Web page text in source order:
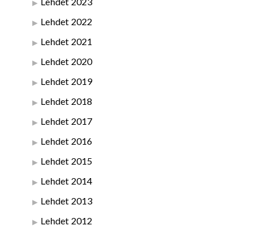
Lehdet 2022
Lehdet 2021
Lehdet 2020
Lehdet 2019
Lehdet 2018
Lehdet 2017
Lehdet 2016
Lehdet 2015
Lehdet 2014
Lehdet 2013
Lehdet 2012